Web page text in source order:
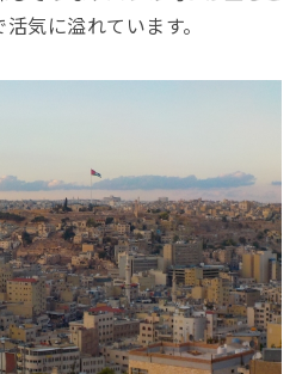
気に溢れています。